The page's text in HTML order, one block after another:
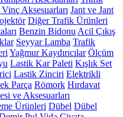
Aksesuarları Jant ve Jant
Diğer Trafik Ürünleri
Benzin Bidonu Acil Çıkış
Seyyar Lamba Trafik
Yağmur Kaydırıcılar Ölçüm
Lastik Kar Paleti Kışlık Set
Lastik Zinciri Elektrikli
Parça Römork Hırdavat
ve Aksesuarları
Ürünleri Dübel Dübel